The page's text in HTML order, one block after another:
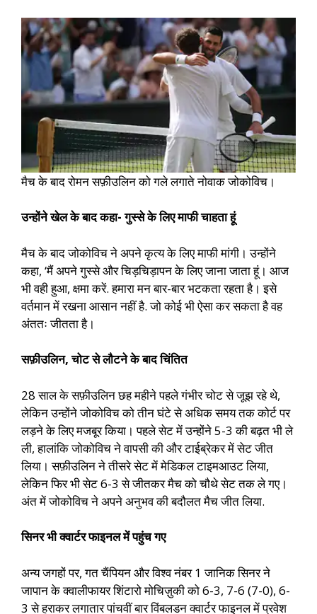
मैच के बाद रोमन सफ़ीउलिन को गले लगाते नोवाक जोकोविच।
उन्होंने खेल के बाद कहा- गुस्से के लिए माफी चाहता हूं
मैच के बाद जोकोविच ने अपने कृत्य के लिए माफी मांगी। उन्होंने
कहा, ‘मैं अपने गुस्से और चिड़चिड़ापन के लिए जाना जाता हूं। आज
भी वही हुआ, क्षमा करें. हमारा मन बार-बार भटकता रहता है। इसे
वर्तमान में रखना आसान नहीं है. जो कोई भी ऐसा कर सकता है वह
अंततः जीतता है।
सफ़ीउलिन, चोट से लौटने के बाद चिंतित
28 साल के सफ़ीउलिन छह महीने पहले गंभीर चोट से जूझ रहे थे,
लेकिन उन्होंने जोकोविच को तीन घंटे से अधिक समय तक कोर्ट पर
लड़ने के लिए मजबूर किया। पहले सेट में उन्होंने 5-3 की बढ़त भी ले
ली, हालांकि जोकोविच ने वापसी की और टाईब्रेकर में सेट जीत
लिया। सफ़ीउलिन ने तीसरे सेट में मेडिकल टाइमआउट लिया,
लेकिन फिर भी सेट 6-3 से जीतकर मैच को चौथे सेट तक ले गए।
अंत में जोकोविच ने अपने अनुभव की बदौलत मैच जीत लिया.
सिनर भी क्वार्टर फाइनल में पहुंच गए
अन्य जगहों पर, गत चैंपियन और विश्व नंबर 1 जानिक सिनर ने
जापान के क्वालीफायर शिंटारो मोचिज़ुकी को 6-3, 7-6 (7-0), 6-
3 से हराकर लगातार पांचवीं बार विंबलडन क्वार्टर फाइनल में प्रवेश